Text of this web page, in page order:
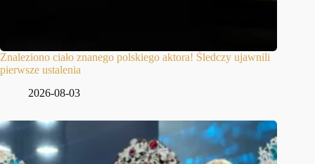
Znaleziono ciało znanego polskiego aktora! Śledczy ujawnili
pierwsze ustalenia
2026-08-03